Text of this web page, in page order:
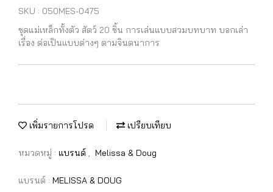
SKU : 050MES-0475
ชุดแม่เหล็กทั้งตัว สัตว์ 20 ชิ้น การเล่นแบบสวมบทบาท บอกเล่า
เรื่อง ต่อเป็นแบบต่างๆ ตามจินตนาการ
เพิ่มรายการโปรด เปรียบเทียบ
หมวดหมู่ : แบรนด์ , Melissa & Doug
แบรนด์ : MELISSA & DOUG